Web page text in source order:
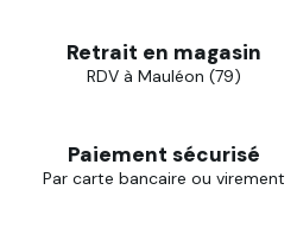
Retrait en magasin
RDV à Mauléon (79)
Paiement sécurisé
Par carte bancaire ou virement